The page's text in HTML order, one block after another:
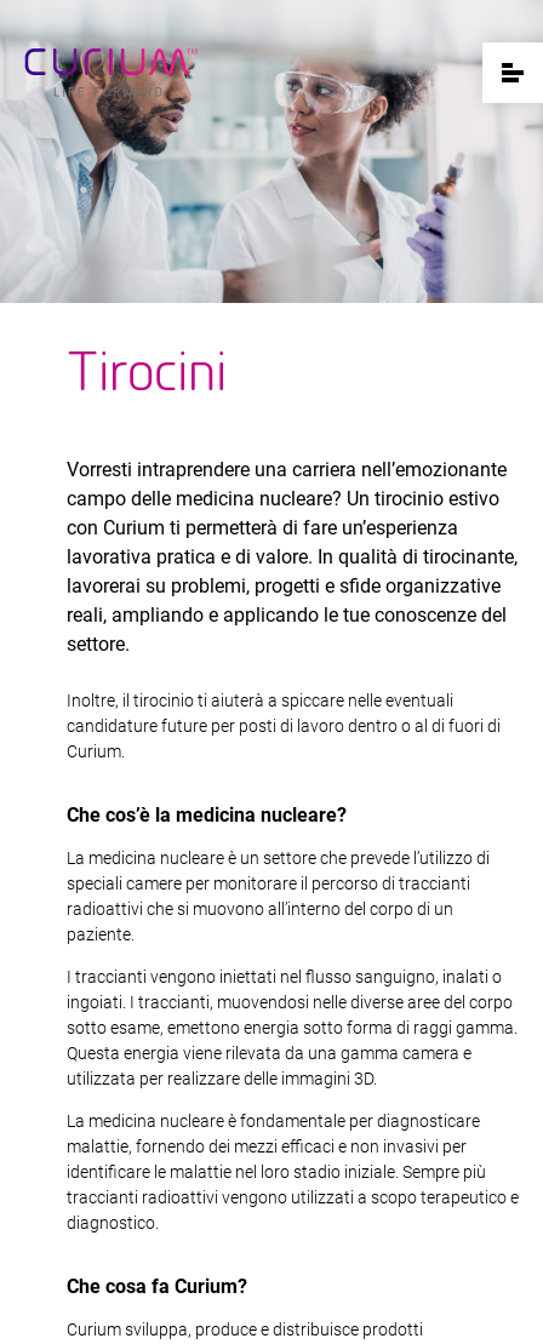
Tirocini
Vorresti intraprendere una carriera nell’emozionante
campo delle medicina nucleare? Un tirocinio estivo
con Curium ti permetterà di fare un’esperienza
lavorativa pratica e di valore. In qualità di tirocinante,
lavorerai su problemi, progetti e sfide organizzative
reali, ampliando e applicando le tue conoscenze del
settore.
Inoltre, il tirocinio ti aiuterà a spiccare nelle eventuali
candidature future per posti di lavoro dentro o al di fuori di
Curium.
Che cos’è la medicina nucleare?
La medicina nucleare è un settore che prevede l’utilizzo di
speciali camere per monitorare il percorso di traccianti
radioattivi che si muovono all’interno del corpo di un
paziente.
I traccianti vengono iniettati nel flusso sanguigno, inalati o
ingoiati. I traccianti, muovendosi nelle diverse aree del corpo
sotto esame, emettono energia sotto forma di raggi gamma.
Questa energia viene rilevata da una gamma camera e
utilizzata per realizzare delle immagini 3D.
La medicina nucleare è fondamentale per diagnosticare
malattie, fornendo dei mezzi efficaci e non invasivi per
identificare le malattie nel loro stadio iniziale. Sempre più
traccianti radioattivi vengono utilizzati a scopo terapeutico e
diagnostico.
Che cosa fa Curium?
Curium sviluppa, produce e distribuisce prodotti